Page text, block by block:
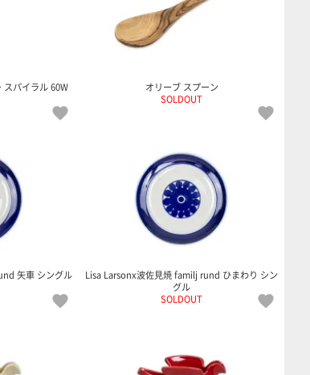
スパイラル 60W
オリーブ スプーン
SOLDOUT
矢車 シングル
Lisa Larsonx波佐見焼 familj rund ひまわり シン
グル
SOLDOUT